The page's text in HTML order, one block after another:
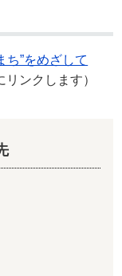
ち”をめざして
リンクします）